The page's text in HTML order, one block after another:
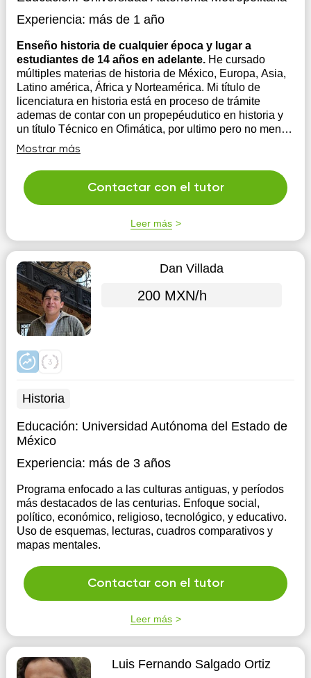
Experiencia: más de 1 año
Enseño historia de cualquier época y lugar a
estudiantes de 14 años en adelante. He cursado
múltiples materias de historia de México, Europa, Asia,
Latino américa, África y Norteamérica. Mi título de
licenciatura en historia está en proceso de trámite
ademas de contar con un propepéudutico en historia y
un título Técnico en Ofimática, por ultimo pero no menos
importante tengo un...
Mostrar más
Contactar con el tutor
Leer más
Dan Villada
200 MXN/h
Historia
Educación: Universidad Autónoma del Estado de
México
Experiencia: más de 3 años
Programa enfocado a las culturas antiguas, y períodos
más destacados de las centurias. Enfoque social,
político, económico, religioso, tecnológico, y educativo.
Uso de esquemas, lecturas, cuadros comparativos y
mapas mentales.
Contactar con el tutor
Leer más
Luis Fernando Salgado Ortiz